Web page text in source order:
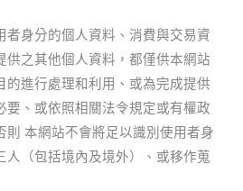
者身分的個人資料、消費與交易資
供之其他個人資料，都僅供本網站
的進行處理和利用、或為完成提供
要、或依照相關法令規定或有權政
則 本網站不會將足以識別使用者身
人（包括境內及境外）、或移作蒐